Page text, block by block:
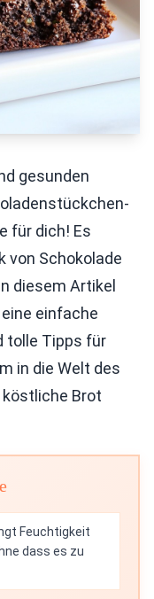
gesunden
für dich! Es
von Schokolade
diesem Artikel
einfache
tolle Tipps für
in die Welt des
Brot
Feuchtigkeit
dass es zu